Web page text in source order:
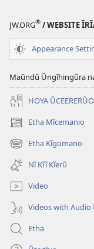
JW.ORG® / WEBSITE
Appearance
Maũndũ Ũngĩhingũra
HOYA ŨCEERERŨO
Etha Mĩcemanio
(opens
new
window)
Etha Kĩgomano
(opens
new
window)
Nĩ Kĩĩ Kĩerũ
Video
Videos with Audio
Etha